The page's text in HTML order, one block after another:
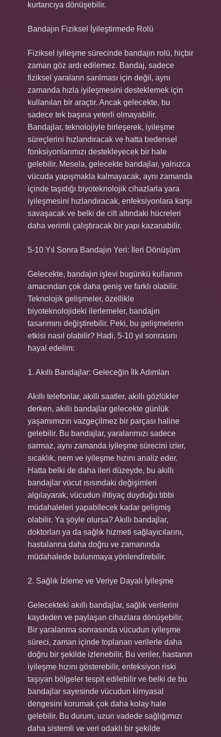
kurtarıcıya dönüşebilir.
Bandajın Fiziksel İyileştirmede Rolü
Fiziksel iyileşme sürecinde bandajın rolü, hiçbir
zaman göz ardı edilemez. Bandaj, sadece
fiziksel yaraların sarılması için değil, aynı
zamanda hızla iyileşmesini desteklemek için
kullanılan bir araçtır. Ancak gelecekte, bu
sadece tek başına yeterli olmayabilir.
Bandajlar, teknolojiyle birleşerek, iyileşme
süreçlerini hızlandıracak ve hatta bedensel
fonksiyonlarımızı destekleyecek bir hale
gelebilir. Mesela, gelecekte bandajlar, yalnızca
vücuda yapışmakla kalmayacak, aynı zamanda
içinde taşıdığı biyoteknolojik cihazlarla yara
iyileşmesini hızlandıracak, enfeksiyonlara karşı
savaşacak ve belki de cilt altındaki hücreleri
daha verimli çalıştıracak bir yapı kazanabilir.
5-10 Yıl Sonra Bandajın Yeri: İleri Dönüşüm
Gelecekte, bandajın işlevi bugünkü kullanım
amacından çok daha geniş ve farklı olabilir.
Teknolojik gelişmeler, özellikle
biyoteknolojideki ilerlemeler, bandajın
tasarımını değiştirebilir. Peki, bu gelişmelerin
etkisi nasıl olabilir? Hadi, 5-10 yıl sonrasını
hayal edelim:
1. Akıllı Bandajlar: Geleceğin İlk Adımları
Akıllı telefonlar, akıllı saatler, akıllı gözlükler
derken, akıllı bandajlar gelecekte günlük
yaşamımızın vazgeçilmez bir parçası haline
gelebilir. Bu bandajlar, yaralarımızı sadece
sarmaz, aynı zamanda iyileşme sürecini izler,
sıcaklık, nem ve iyileşme hızını analiz eder.
Hatta belki de daha ileri düzeyde, bu akıllı
bandajlar vücut ısısındaki değişimleri
algılayarak, vücudun ihtiyaç duyduğu tıbbi
müdahaleleri yapabilecek kadar gelişmiş
olabilir. Ya şöyle olursa? Akıllı bandajlar,
doktorları ya da sağlık hizmeti sağlayıcılarını,
hastalarına daha doğru ve zamanında
müdahalede bulunmaya yönlendirebilir.
2. Sağlık İzleme ve Veriye Dayalı İyileşme
Gelecekteki akıllı bandajlar, sağlık verilerini
kaydeden ve paylaşan cihazlara dönüşebilir.
Bir yaralanma sonrasında vücudun iyileşme
süreci, zaman içinde toplanan verilerle daha
doğru bir şekilde izlenebilir. Bu veriler, hastanın
iyileşme hızını gösterebilir, enfeksiyon riski
taşıyan bölgeler tespit edilebilir ve belki de bu
bandajlar sayesinde vücudun kimyasal
dengesini korumak çok daha kolay hale
gelebilir. Bu durum, uzun vadede sağlığımızı
daha sistemli ve veri odaklı bir şekilde